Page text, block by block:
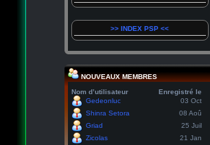
>> INDEX PSP <<
NOUVEAUX MEMBRES
Nom d’utilisateur
Enregistré le
Gedeonluc
03 Oct
Shinra Setora
08 Aoû
Griad
25 Juil
Zicolas
21 Jan